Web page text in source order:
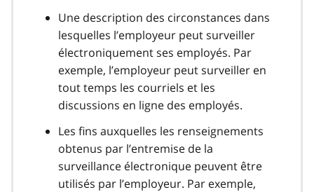
Une description des circonstances dans
lesquelles l’employeur peut surveiller
électroniquement ses employés. Par
exemple, l’employeur peut surveiller en
tout temps les courriels et les
discussions en ligne des employés.
Les fins auxquelles les renseignements
obtenus par l’entremise de la
surveillance électronique peuvent être
utilisés par l’employeur. Par exemple,